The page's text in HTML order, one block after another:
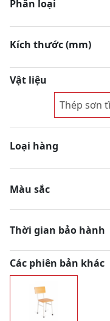
Phân loại
Kích thước (mm)
Vật liệu
Thép sơn
Loại hàng
Màu sắc
Thời gian bảo hành
Các phiên bản khác